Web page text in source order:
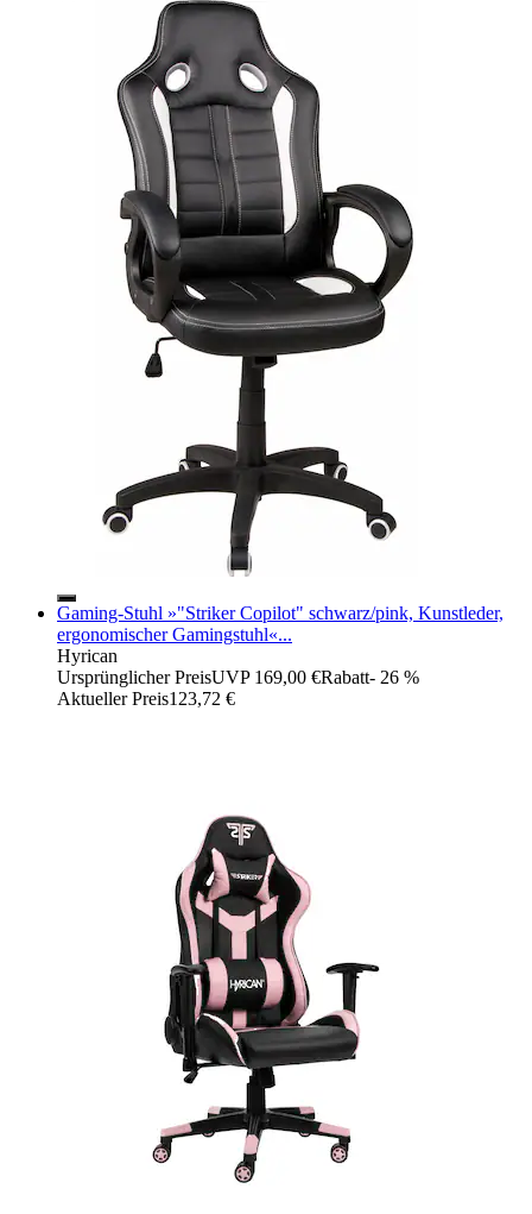
Gaming-Stuhl »"Striker Copilot" schwarz/pink, Kunstleder,
ergonomischer Gamingstuhl«...
Hyrican
Ursprünglicher PreisUVP 169,00 €Rabatt- 26 %
Aktueller Preis123,72 €